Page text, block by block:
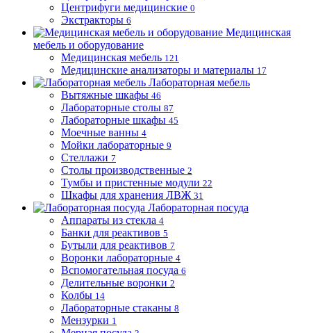
Центрифуги медицинские 0
Экстракторы 6
Медицинская
мебель и оборудование
Медицинская мебель 121
Медицинские анализаторы и материалы 17
Лабораторная мебель
Вытяжные шкафы 46
Лабораторные столы 87
Лабораторные шкафы 45
Моечные ванны 4
Мойки лабораторные 9
Стеллажи 7
Столы производственные 2
Тумбы и пристенные модули 22
Шкафы для хранения ЛВЖ 31
Лабораторная посуда
Аппараты из стекла 4
Банки для реактивов 5
Бутыли для реактивов 7
Воронки лабораторные 4
Вспомогательная посуда 6
Делительные воронки 2
Колбы 14
Лабораторные стаканы 8
Мензурки 1